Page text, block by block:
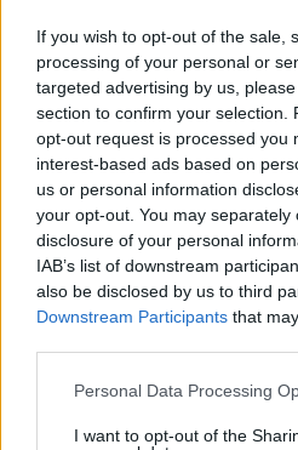
If you wish to opt-out of the sale,
processing of your personal or
targeted advertising by us,
section to confirm your selection.
opt-out request is processed you
interest-based ads based on
us or personal information
your opt-out. You may
disclosure of your personal
IAB’s list of downstream
also be disclosed by us to third
Downstream Participants that
Personal Data Processing
I want to opt-out of the
a controlli. Questa
liberale, moderna, che
anche un ruolo da
la rinascita della politica
P.S. - Se i partiti
sia pure piccolo, ma
e della onestà dei loro
davvero mettere mano
finanziamenti pubblici
occasione, un'occasione
rinunciare a incassare i
dell'ultima tranche di
faranno?